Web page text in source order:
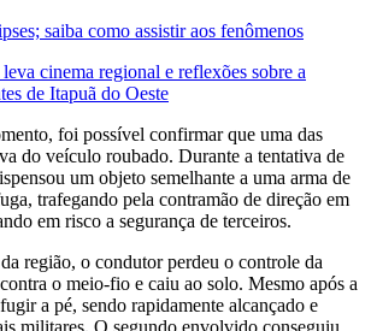
saiba como assistir aos fenômenos
cinema regional e reflexões sobre a
de Itapuã do Oeste
foi possível confirmar que uma das
do veículo roubado. Durante a tentativa de
um objeto semelhante a uma arma de
trafegando pela contramão de direção em
em risco a segurança de terceiros.
região, o condutor perdeu o controle da
o meio-fio e caiu ao solo. Mesmo após a
a pé, sendo rapidamente alcançado e
militares. O segundo envolvido conseguiu